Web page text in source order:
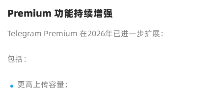
Premium 功能持续增强
Telegram Premium 在2026年已进一步扩展：
包括：
更高上传容量；